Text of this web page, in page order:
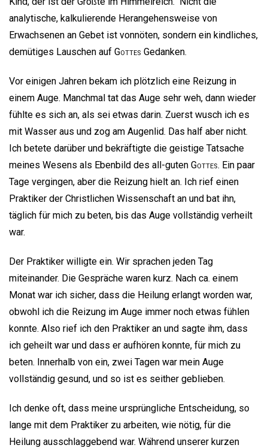
analytische, kalkulierende Herangehensweise von
Erwachsenen an Gebet ist vonnöten, sondern ein kindliches,
demütiges Lauschen auf Gottes Gedanken.
Vor einigen Jahren bekam ich plötzlich eine Reizung in
einem Auge. Manchmal tat das Auge sehr weh, dann wieder
fühlte es sich an, als sei etwas darin. Zuerst wusch ich es
mit Wasser aus und zog am Augenlid. Das half aber nicht.
Ich betete darüber und bekräftigte die geistige Tatsache
meines Wesens als Ebenbild des all-guten Gottes. Ein paar
Tage vergingen, aber die Reizung hielt an. Ich rief einen
Praktiker der Christlichen Wissenschaft an und bat ihn,
täglich für mich zu beten, bis das Auge vollständig verheilt
war.
Der Praktiker willigte ein. Wir sprachen jeden Tag
miteinander. Die Gespräche waren kurz. Nach ca. einem
Monat war ich sicher, dass die Heilung erlangt worden war,
obwohl ich die Reizung im Auge immer noch etwas fühlen
konnte. Also rief ich den Praktiker an und sagte ihm, dass
ich geheilt war und dass er aufhören konnte, für mich zu
beten. Innerhalb von ein, zwei Tagen war mein Auge
vollständig gesund, und so ist es seither geblieben.
Ich denke oft, dass meine ursprüngliche Entscheidung, so
lange mit dem Praktiker zu arbeiten, wie nötig, für die
Heilung ausschlaggebend war. Während unserer kurzen